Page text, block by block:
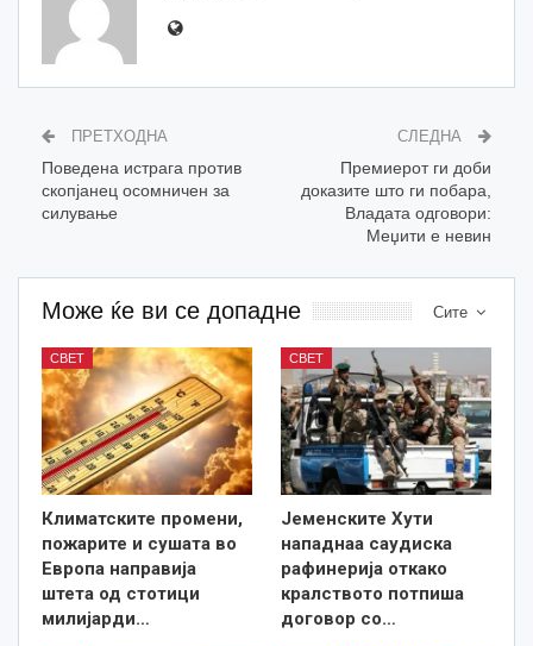
ПРЕТХОДНА
Поведена истрага против
скопјанец осомничен за
силување
СЛЕДНА
Премиерот ги доби
доказите што ги побара,
Владата одговори:
Меџити е невин
Сите
Може ќе ви се допадне
СВЕТ
Климатските промени,
пожарите и сушата во
Европа направија
штета од стотици
милијарди…
СВЕТ
Јеменските Хути
нападнаа саудиска
рафинерија откако
кралството потпиша
договор со…